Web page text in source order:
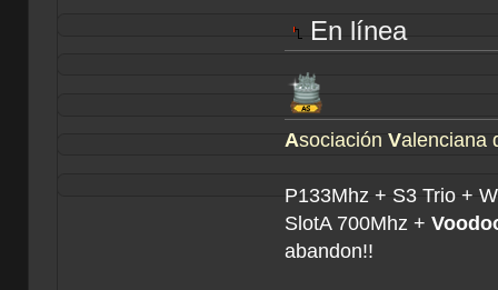
En línea
AsociaciónValenciana
P133Mhz + S3 Trio +
SlotA 700Mhz +
abandon!!